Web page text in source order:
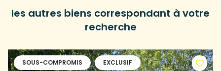
les autres biens correspondant à votre
recherche
SOUS-COMPROMIS EXCLUSIF